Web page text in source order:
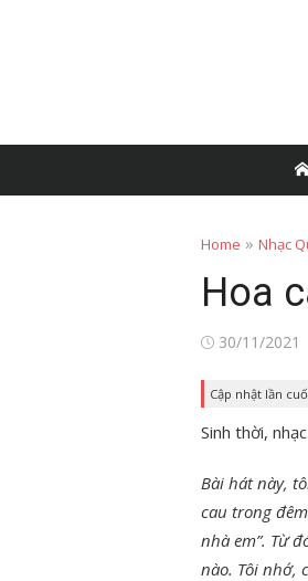
Home » Nhạc
Hoa
Posted
30/11/2021
Cập nhật lần
Sinh thời,
Bài hát này,
cau trong
nhà em”. Từ
nào. Tôi nhớ,